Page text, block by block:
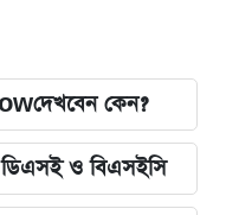
কেন?
ডিএসই ও বিএসইসি